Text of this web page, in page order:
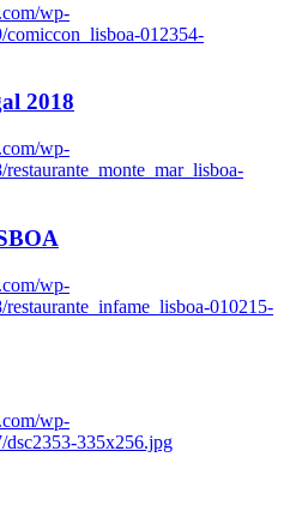
wp-
comiccon_lisboa-012354-
2018
wp-
wp-
010215-
wp-
dsc2353-335x256.jpg